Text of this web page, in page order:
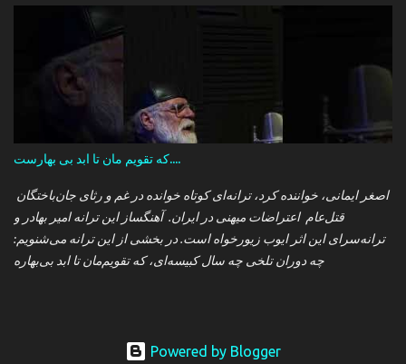
که تقویم مان تا ابد بی بهارست....
قتل‌عام اعتراضات میهنی در ایران. آهنگساز این ترانه امیر بهادر و
ترانه‌سرای این اثر ایوب زیورخواه است. در بخشی از این ترانه می‌شنویم:
چه دوران تلخی چه سال کبیسه‌ای، که تقویم‌مان تا ابد بی‌بهاره
Powered by Blogger